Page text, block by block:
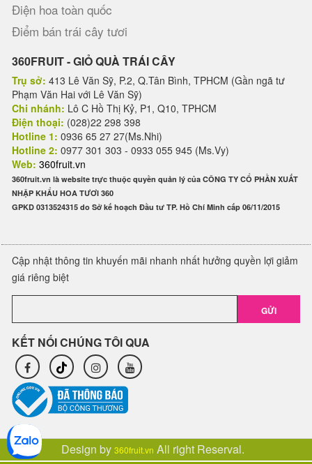
Điện hoa toàn quốc
Điểm bán trái cây tươi
360FRUIT - GIỎ QUÀ TRÁI CÂY
Trụ sở: 413 Lê Văn Sỹ, P.2, Q.Tân Bình, TPHCM (Gần ngã tư
Phạm Văn Hai với Lê Văn Sỹ)
Chi nhánh: Lô C Hồ Thị Kỷ, P1, Q10, TPHCM
Điện thoại: (028)22 298 398
Hotline 1: 0936 65 27 27(Ms.Nhi)
Hotline 2: 0977 301 303 - 0933 055 945 (Ms.Vy)
Web: 360fruit.vn
360fruit.vn là website trực thuộc quyền quản lý của CÔNG TY CỔ PHẦN XUẤT
NHẬP KHẨU HOA TƯƠI 360
GPKD 0313524315 do Sở kế hoạch Đầu tư TP. Hồ Chí Minh cấp 06/11/2015
Cập nhật thông tin khuyến mãi nhanh nhất hưởng quyền lợi giảm
giá riêng biệt
GỬI
KẾT NỐI CHÚNG TÔI QUA
Design by 360fruit.vn All right Reserval.